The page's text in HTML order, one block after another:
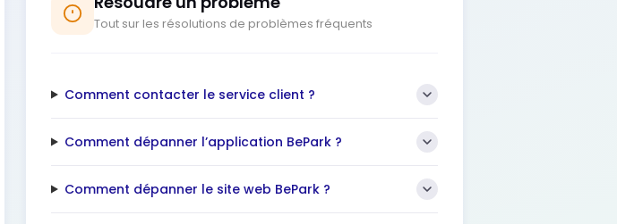
Tout sur les résolutions de problèmes fréquents
Comment contacter le service client ?
Comment dépanner l’application BePark ?
Comment dépanner le site web BePark ?